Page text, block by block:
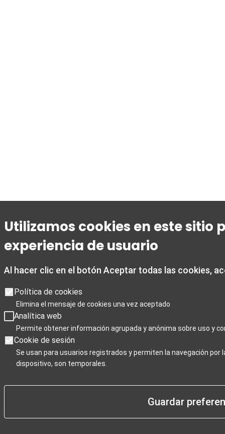
Utilizamos cookies en este sitio
experiencia de usuario
Al hacer clic en el botón Aceptar todas las cookies,
Política de cookies
Elimina el mensaje de cookies una vez aceptado
Analítica web
Permite obtener información agrupada y anónima sobre uso y
Cookie de sesión
Se usan para usuarios registrados y permiten la navegación por
dispositivo, son temporales.
Guardar